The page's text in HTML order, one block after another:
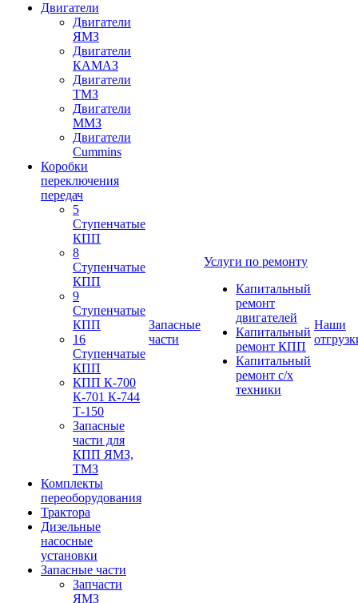
Двигатели
Двигатели
ЯМЗ
Двигатели
КАМАЗ
Двигатели
ТМЗ
Двигатели
ММЗ
Двигатели
Cummins
Коробки
переключения
передач
5
Ступенчатые
КПП
8
Ступенчатые
КПП
9
Ступенчатые
КПП
16
Ступенчатые
КПП
КПП К-700
К-701 К-744
Т-150
Запасные
части для
КПП ЯМЗ,
ТМЗ
Комплекты
переоборудования
Трактора
Дизельные
насосные
установки
Запасные части
Запчасти
ЯМЗ
Запасные
части
Услуги по ремонту
Капитальный
ремонт
двигателей
Капитальный
ремонт КПП
Капитальный
ремонт с/х
техники
Наши